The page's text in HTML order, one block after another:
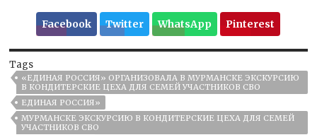
Facebook Twitter WhatsApp Pinterest
Tags
«ЕДИНАЯ РОССИЯ» ОРГАНИЗОВАЛА В МУРМАНСКЕ ЭКСКУРСИЮ
В КОНДИТЕРСКИЕ ЦЕХА ДЛЯ СЕМЕЙ УЧАСТНИКОВ СВО
ЕДИНАЯ РОССИЯ»
МУРМАНСКЕ ЭКСКУРСИЮ В КОНДИТЕРСКИЕ ЦЕХА ДЛЯ СЕМЕЙ
УЧАСТНИКОВ СВО